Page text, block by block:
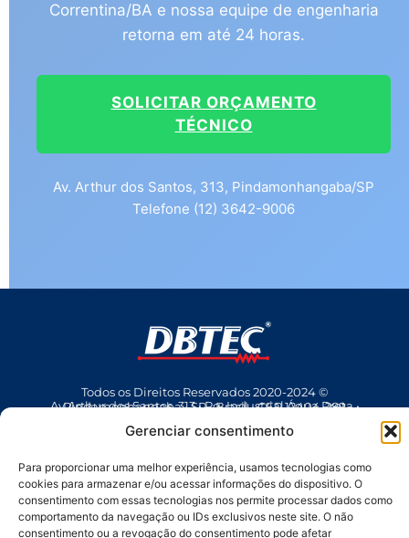
Gerenciar consentimento
Para proporcionar uma melhor experiência, usamos tecnologias como
cookies para armazenar e/ou acessar informações do dispositivo. O
consentimento com essas tecnologias nos permite processar dados como
comportamento da navegação ou IDs exclusivos neste site. O não
consentimento ou a revogação do consentimento pode afetar
Correntina/BA e nossa equipe de engenharia
retorna em até 24 horas.
SOLICITAR ORÇAMENTO
TÉCNICO
Av. Arthur dos Santos, 313, Pindamonhangaba/SP
Telefone (12) 3642-9006
Todos os Direitos Reservados 2020-2024 ©
Av Arthur dos Santos, 313 • Pq. Industrial Água Preta • Pindamonhangaba • SP • Brasil • CEP 12404-289